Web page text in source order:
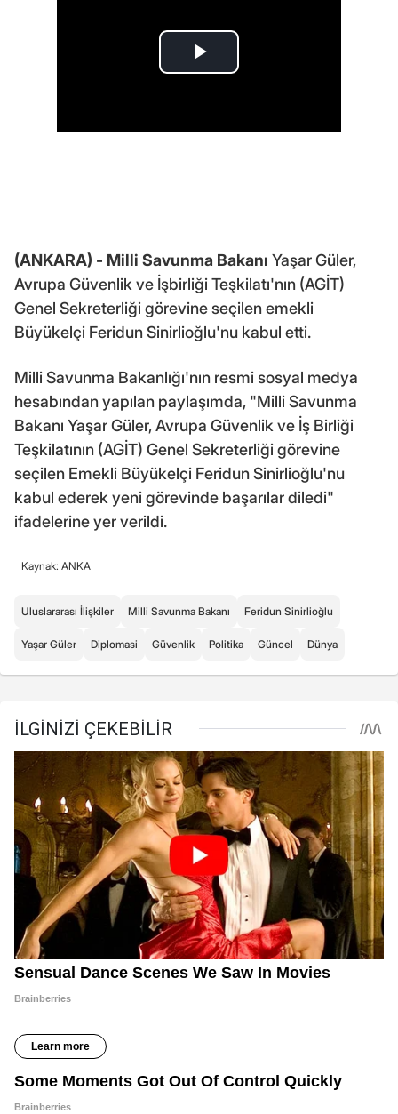
(ANKARA) - Milli Savunma Bakanı Yaşar Güler,
Avrupa Güvenlik ve İşbirliği Teşkilatı'nın (AGİT)
Genel Sekreterliği görevine seçilen emekli
Büyükelçi Feridun Sinirlioğlu'nu kabul etti.
Milli Savunma Bakanlığı'nın resmi sosyal medya
hesabından yapılan paylaşımda, "Milli Savunma
Bakanı Yaşar Güler, Avrupa Güvenlik ve İş Birliği
Teşkilatının (AGİT) Genel Sekreterliği görevine
seçilen Emekli Büyükelçi Feridun Sinirlioğlu'nu
kabul ederek yeni görevinde başarılar diledi"
ifadelerine yer verildi.
Kaynak: ANKA
Uluslararası İlişkiler Milli Savunma Bakanı Feridun Sinirlioğlu
Yaşar Güler Diplomasi Güvenlik Politika Güncel Dünya